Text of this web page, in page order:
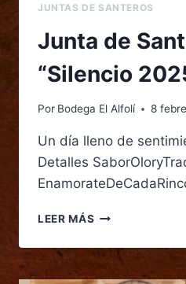
JUNTAS DE SANTEROS
Junta de
“Silencio
Por Bodega El Alfolí 8
Un día lleno de
Detalles
LEER MÁS